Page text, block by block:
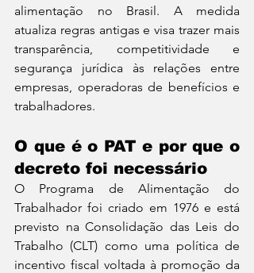
alimentação no Brasil. A medida
atualiza regras antigas e visa trazer mais
transparência, competitividade e
segurança jurídica às relações entre
empresas, operadoras de benefícios e
trabalhadores.
O que é o PAT e por que o
decreto foi necessário
O Programa de Alimentação do
Trabalhador foi criado em 1976 e está
previsto na Consolidação das Leis do
Trabalho (CLT) como uma política de
incentivo fiscal voltada à promoção da